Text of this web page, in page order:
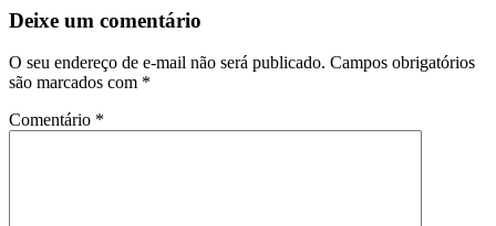
Deixe um comentário
O seu endereço de e-mail não será publicado. Campos obrigatórios
são marcados com *
Comentário *